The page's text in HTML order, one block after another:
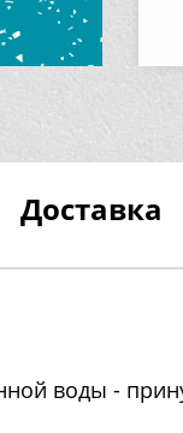
Доставка
воды -